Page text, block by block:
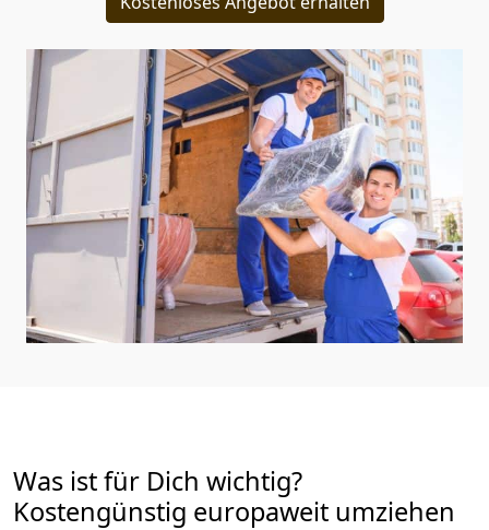
Was ist für Dich wichtig?
Kostengünstig europaweit umziehen